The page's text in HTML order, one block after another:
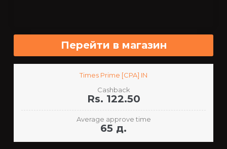
Перейти в магазин
Times Prime [CPA] IN
Cashback
Rs. 122.50
Average approve time
65 д.